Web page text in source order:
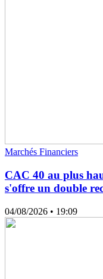
Marchés Financiers
CAC 40 au plus
s'offre un double
04/08/2026 • 19:09